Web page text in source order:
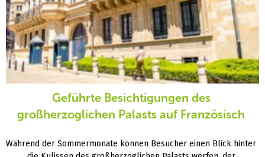
Geführte Besichtigungen des
großherzoglichen Palasts auf Französisch
Während der Sommermonate können Besucher einen Blick hinter